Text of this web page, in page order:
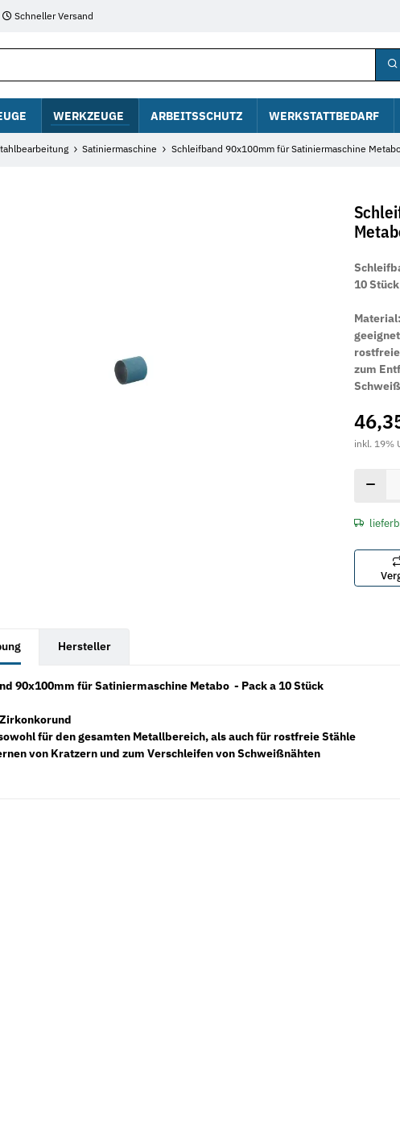
Schneller Versand
WERKZEUGE ARBEITSSCHUTZ WERKSTATTBEDARF
Satiniermaschine Schleifband 90x100mm für Satiniermaschine
10 Stück
zum
inkl. 19%
Hersteller
90x100mm für Satiniermaschine Metabo - Pack a 10 Stück
für den gesamten Metallbereich, als auch für rostfreie Stähle
von Kratzern und zum Verschleifen von Schweißnähten